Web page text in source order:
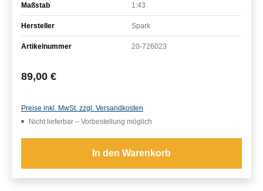
Maßstab 1:43
Hersteller Spark
Artikelnummer 20-726023
Regulärer Preis:
89,00 €
Preise inkl. MwSt. zzgl. Versandkosten
Nicht lieferbar – Vorbestellung möglich
In den Warenkorb